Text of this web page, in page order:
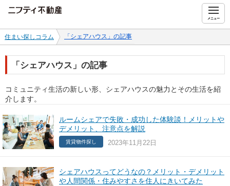
メニュー
住まい探しコラム 「シェアハウス」の記事
「シェアハウス」の記事
コミュニティ生活の新しい形、シェアハウスの魅力とその生活を紹
介します。
ルームシェアで失敗・成功した体験談！メリットや
デメリット、注意点を解説
賃貸物件探し 2023年11月22日
シェアハウスってどうなの？メリット・デメリット
や人間関係・住みやすさを住人にきいてみた